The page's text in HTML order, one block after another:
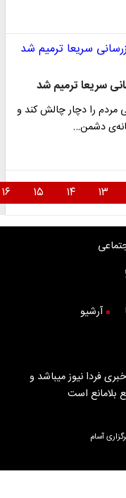
سریعا ترمیم شد
را دچار چالش کند و
دشمن…
آرشیو
فردا نیوز میباشد و
است
آسام